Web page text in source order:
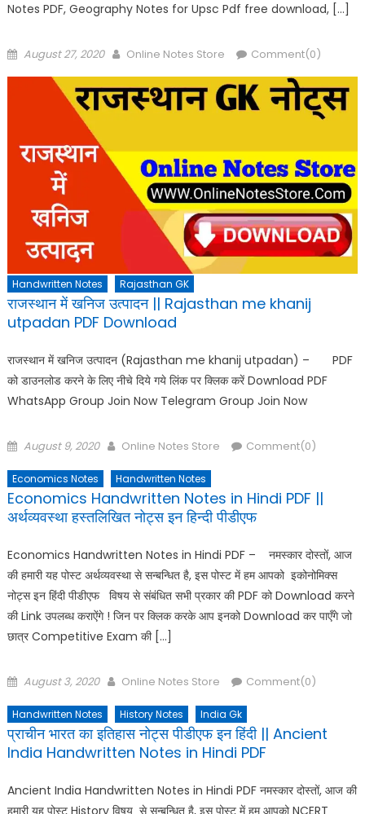
Notes PDF, Geography Notes for Upsc Pdf free download, […]
Posted
August 27, 2020 Author
Online Notes Store Comment(0)
Handwritten Notes Rajasthan GK
राजस्थान में खनिज उत्पादन || Rajasthan me khanij
utpadan PDF Download
राजस्थान में खनिज उत्पादन (Rajasthan me khanij utpadan) – PDF
को डाउनलोड करने के लिए नीचे दिये गये लिंक पर क्लिक करें Download PDF
WhatsApp Group Join Now Telegram Group Join Now
Posted
August 9, 2020 Author
Online Notes Store Comment(0)
Economics Notes Handwritten Notes
Economics Handwritten Notes in Hindi PDF ||
अर्थव्यवस्था हस्तलिखित नोट्स इन हिन्दी पीडीएफ
Economics Handwritten Notes in Hindi PDF – नमस्कार दोस्तों, आज
की हमारी यह पोस्ट अर्थव्यवस्था से सन्बन्धित है, इस पोस्ट में हम आपको इकोनोमिक्स
नोट्स इन हिंदी पीडीएफ विषय से संबंधित सभी प्रकार की PDF को Download करने
की Link उपलब्ध कराऐंगे ! जिन पर क्लिक करके आप इनको Download कर पाएँगे जो
छात्र Competitive Exam की […]
Posted
August 3, 2020 Author
Online Notes Store Comment(0)
Handwritten Notes History Notes India Gk
प्राचीन भारत का इतिहास नोट्स पीडीएफ इन हिंदी || Ancient
India Handwritten Notes in Hindi PDF
Ancient India Handwritten Notes in Hindi PDF नमस्कार दोस्तों, आज की
हमारी यह पोस्ट History विषय से सन्बन्धित है, इस पोस्ट में हम आपको NCERT